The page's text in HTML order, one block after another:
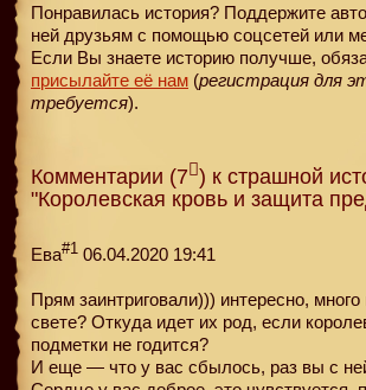
Понравилась история? Поддержите
ней друзьям с помощью соцсетей или
Если Вы знаете историю получше,
присылайте её нам (регистрация для
требуется).
Комментарии (7 ) к страшной
"Королевская кровь и защита
Ева#1 06.04.2020 19:41
Прям заинтриговали))) интересно, много
свете? Откуда идет их род, если
подметки не годится?
И еще — что у вас сбылось, раз вы с